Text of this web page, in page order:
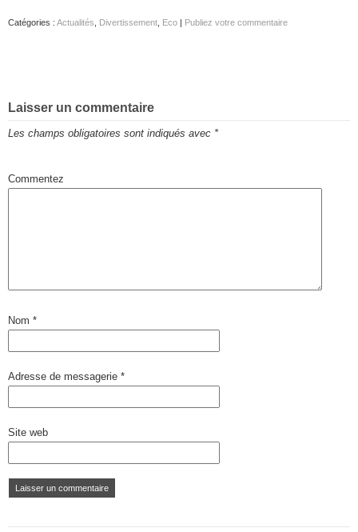
Catégories : Actualités Divertissement Eco | Publiez votre commentaire
Laisser un commentaire
Les champs obligatoires sont indiqués avec *
Commentez
Nom *
Adresse de messagerie *
Site web